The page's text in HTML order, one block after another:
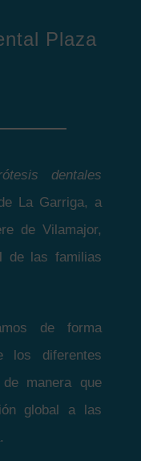
Plaza
dentales
La Garriga, a
de Vilamajor,
de las familias
de forma
los diferentes
manera que
global a las